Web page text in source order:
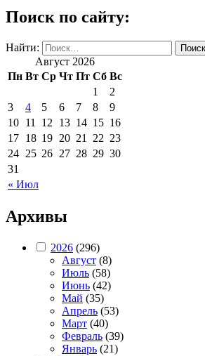
Поиск по сайту:
Найти:
Август 2026
Пн Вт Ср Чт Пт Сб Вс
« Июл
1
2
3
4 5 6 7 8
9
10 11 12 13 14 15 16
17 18 19 20 21 22 23
24 25 26 27 28 29 30
31
Архивы
2026 (296)
Август (8)
Июль (58)
Июнь (42)
Май (35)
Апрель (53)
Март (40)
Февраль (39)
Январь (21)